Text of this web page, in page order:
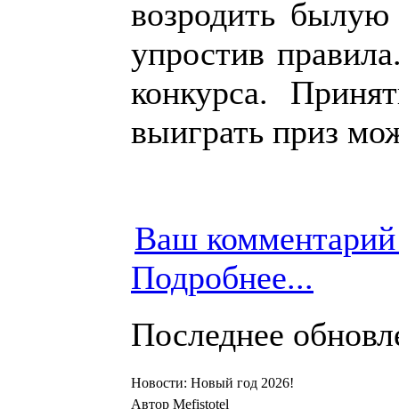
возродить
упростив
конкурса.
выиграть приз
Ваш
Подробнее...
Последнее
Новости: Новый год 2026!
Автор Mefistotel